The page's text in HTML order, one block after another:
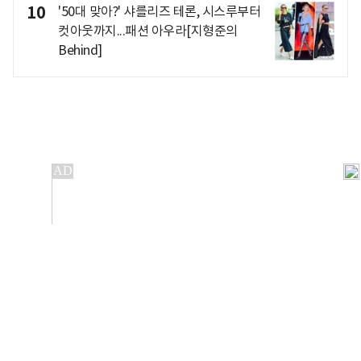
10
'50대 맞아?' 샤를리즈 테론, 시스루부터
컷아웃까지...패션 아우라[지형준의
Behind]